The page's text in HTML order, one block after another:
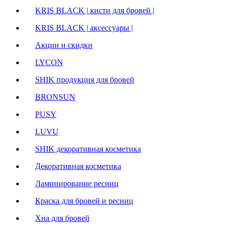
KRIS BLACK | кисти для бровей |
KRIS BLACK | аксессуары |
Акции и скидки
LYCON
SHIK продукция для бровей
BRONSUN
PUSY
LUVU
SHIK декоративная косметика
Декоративная косметика
Ламинирование ресниц
Краска для бровей и ресниц
Хна для бровей